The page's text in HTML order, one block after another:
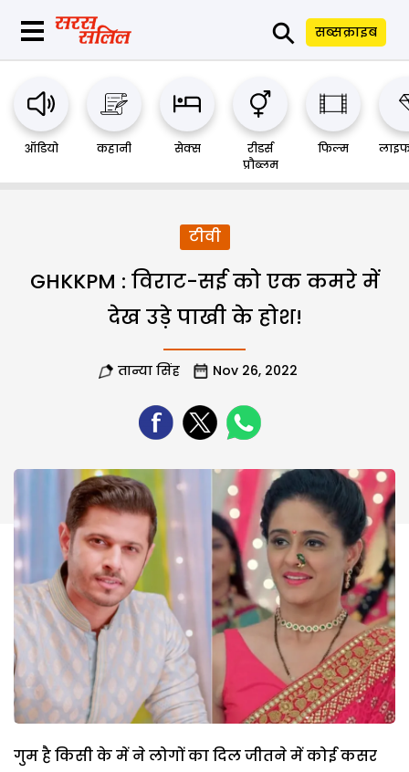
⚲ सब्सक्राइब
ऑडियो कहानी सेक्स
रीडर्स
प्रौब्लम
फिल्म
टीवी
GHKKPM : विराट-सई को एक कमरे में
देख उड़े पाखी के होश!
तान्या सिंह Nov 26, 2022
गुम है किसी के में ने लोगों का दिल जीतने में कोई कसर